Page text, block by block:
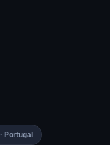
Portugal